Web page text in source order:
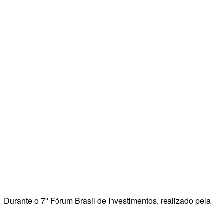
Durante o 7º Fórum Brasil de Investimentos, realizado pela